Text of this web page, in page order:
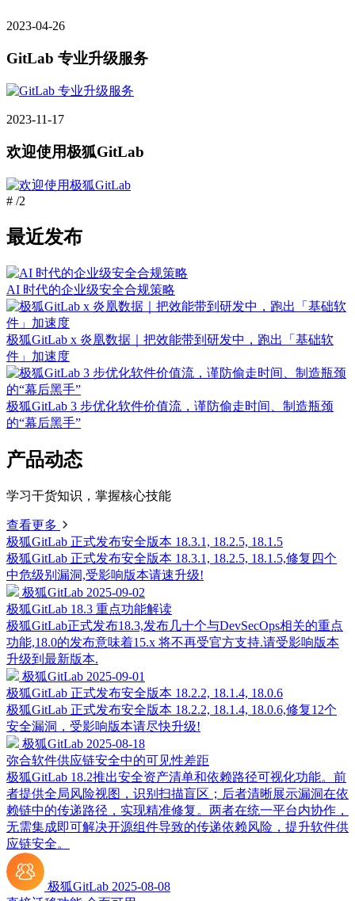
2023-04-26
GitLab 专业升级服务
2023-11-17
欢迎使用极狐GitLab
# /2
最近发布
AI 时代的企业级安全合规策略
极狐GitLab x 炎凰数据｜把效能带到研发中，跑出「基础软
件」加速度
极狐GitLab 3 步优化软件价值流，谨防偷走时间、制造瓶颈
的“幕后黑手”
产品动态
学习干货知识，掌握核心技能
查看更多
极狐GitLab 正式发布安全版本 18.3.1, 18.2.5, 18.1.5
极狐GitLab 正式发布安全版本 18.3.1, 18.2.5, 18.1.5,修复四个
中危级别漏洞,受影响版本请速升级!
极狐GitLab 2025-09-02
极狐GitLab 18.3 重点功能解读
极狐GitLab正式发布18.3,发布几十个与DevSecOps相关的重点
功能,18.0的发布意味着15.x 将不再受官方支持.请受影响版本
升级到最新版本.
极狐GitLab 2025-09-01
极狐GitLab 正式发布安全版本 18.2.2, 18.1.4, 18.0.6
极狐GitLab 正式发布安全版本 18.2.2, 18.1.4, 18.0.6,修复12个
安全漏洞，受影响版本请尽快升级!
极狐GitLab 2025-08-18
弥合软件供应链安全中的可见性差距
极狐GitLab 18.2推出安全资产清单和依赖路径可视化功能。前
者提供全局风险视图，识别扫描盲区；后者清晰展示漏洞在依
赖链中的传递路径，实现精准修复。两者在统一平台内协作，
无需集成即可解决开源组件导致的传递依赖风险，提升软件供
应链安全。
极狐GitLab 2025-08-08